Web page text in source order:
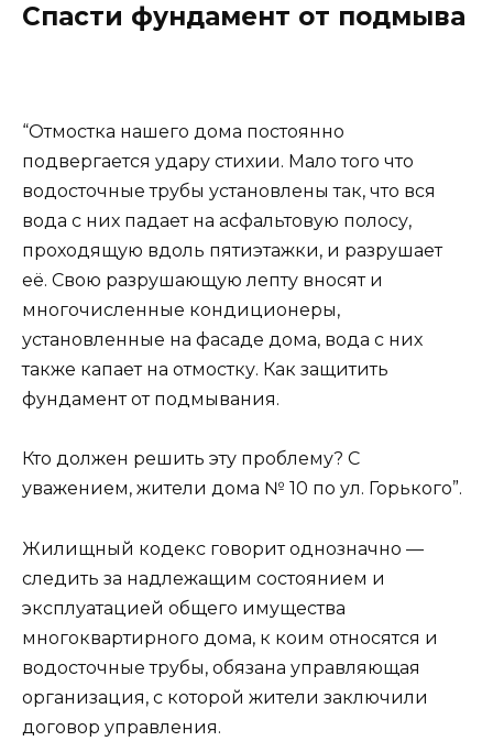
Спасти фундамент от подмыва
“Отмостка нашего дома постоянно
подвергается удару стихии. Мало того что
водосточные трубы установлены так, что вся
вода с них падает на асфальтовую полосу,
проходящую вдоль пятиэтажки, и разрушает
её. Свою разрушающую лепту вносят и
многочисленные кондиционеры,
установленные на фасаде дома, вода с них
также капает на отмостку. Как защитить
фундамент от подмывания.
Кто должен решить эту проблему? С
уважением, жители дома № 10 по ул. Горького”.
Жилищный кодекс говорит однозначно —
следить за надлежащим состоянием и
эксплуатацией общего имущества
многоквартирного дома, к коим относятся и
водосточные трубы, обязана управляющая
организация, с которой жители заключили
договор управления.